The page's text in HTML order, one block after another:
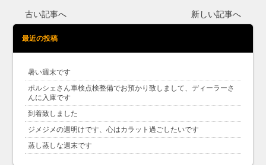
古い記事へ 新しい記事へ
最近の投稿
暑い週末です
ポルシェさん車検点検整備でお預かり致しまして、ディーラーさ
んに入庫です
到着致しました
ジメジメの週明けです、心はカラット過ごしたいです
蒸し蒸しな週末です